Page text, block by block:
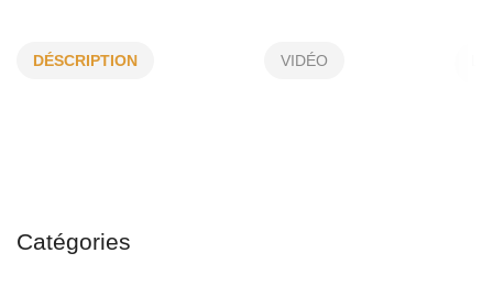
DÉSCRIPTION VIDÉO
Catégories